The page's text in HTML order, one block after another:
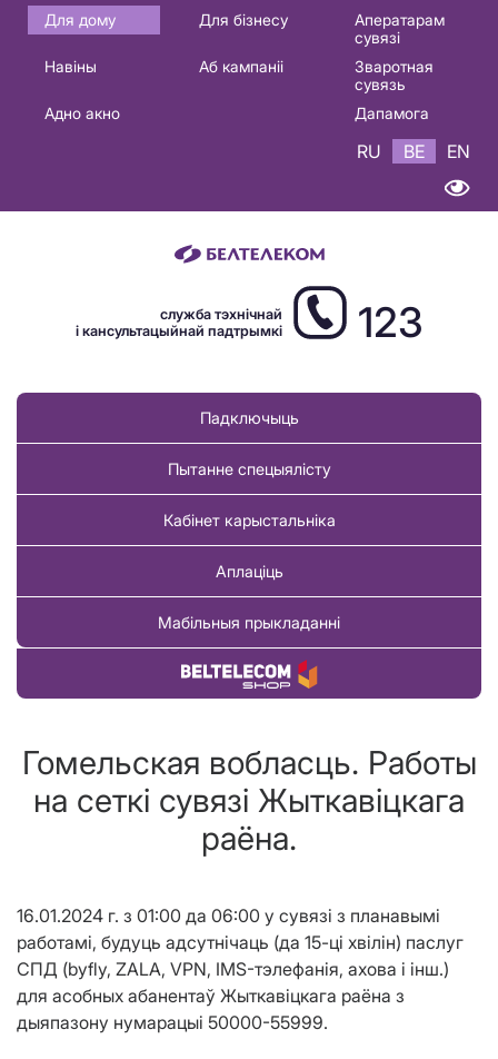
Основная
навигация
Для дому Для бізнесу
Аператарам
сувязі
Навіны
Аб кампаніі
Зваротная
сувязь
Адно акно
Дапамога
RU BE EN
служба тэхнічнай
і кансультацыйнай падтрымкі
123
Падключыць
Пытанне спецыялісту
Кабінет карыстальніка
Аплаціць
Мабільныя прыкладанні
Купіць тавар
Гомельская вобласць. Работы
на сеткі сувязі Жыткавіцкага
раёна.
16.01.2024 г. з 01:00 да 06:00 у сувязі з планавымі
работамі, будуць адсутнічаць (да 15-цi хвілін) паслуг
СПД (byfly, ZALA, VPN, IMS-тэлефанія, ахова і інш.)
для асобных абанентаў Жыткавіцкага раёна з
дыяпазону нумарацыі 50000-55999.